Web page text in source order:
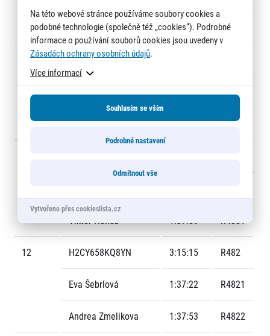
Tomáš Kozel 1:20:07 R2432
10 CTP 6
Remon L. Vos 1:34:21 R4331
Jiří Krátký 1:40:06 R4332
Viktor Honsa 1:37:09 R4881
12 H2CY658KQ8YN 3:15:15 R482
Eva Šebrlová 1:37:22 R4821
Andrea Zmelikova 1:37:53 R4822
Na této webové stránce používáme soubory cookies a
podobné technologie (společně též „cookies“). Podrobné
informace o používání souborů cookies jsou uvedeny v
Zásadách ochrany osobních údajů.
Více informací
Souhlasím se vším
Podrobné nastavení
Odmítnout vše
Vytvořeno přes cookieslista.cz